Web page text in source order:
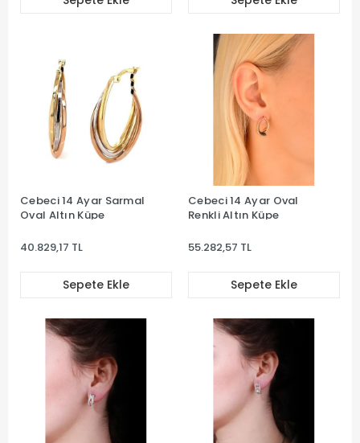
Cebeci 14 Ayar Sarmal
Oval Altın Küpe
40.829,17 TL
Sepete Ekle
Cebeci 14 Ayar Oval
Renkli Altın Küpe
55.282,57 TL
Sepete Ekle